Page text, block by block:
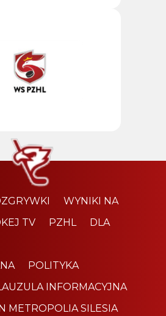
WYNIKI NA
TV PZHL
DLA
POLITYKA
INFORMACYJNA
METROPOLIA SILESIA